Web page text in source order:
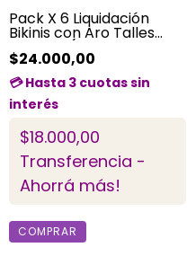
Pack X 6 Liquidación
Bikinis con Aro Talles
Surtidos (estampado y
unicolor)
$24.000,00
$18.000,00
Transferencia -
Ahorrá más!
COMPRAR